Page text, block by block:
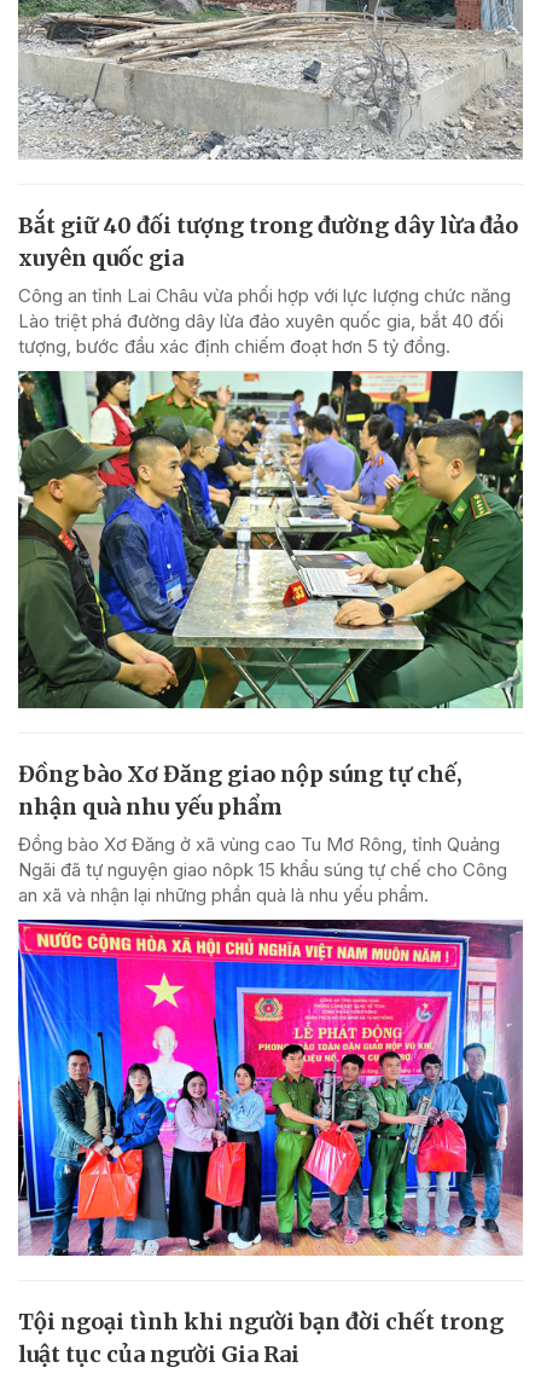
Bắt giữ 40 đối tượng trong đường dây lừa đảo
xuyên quốc gia
Công an tỉnh Lai Châu vừa phối hợp với lực lượng chức năng
Lào triệt phá đường dây lừa đảo xuyên quốc gia, bắt 40 đối
tượng, bước đầu xác định chiếm đoạt hơn 5 tỷ đồng.
Đồng bào Xơ Đăng giao nộp súng tự chế,
nhận quà nhu yếu phẩm
Đồng bào Xơ Đăng ở xã vùng cao Tu Mơ Rông, tỉnh Quảng
Ngãi đã tự nguyện giao nôpk 15 khẩu súng tự chế cho Công
an xã và nhận lại những phần quà là nhu yếu phẩm.
Tội ngoại tình khi người bạn đời chết trong
luật tục của người Gia Rai